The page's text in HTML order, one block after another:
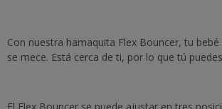
Con nuestra hamaquita Flex Bouncer, tu
se mece. Está cerca de ti, por lo que tú